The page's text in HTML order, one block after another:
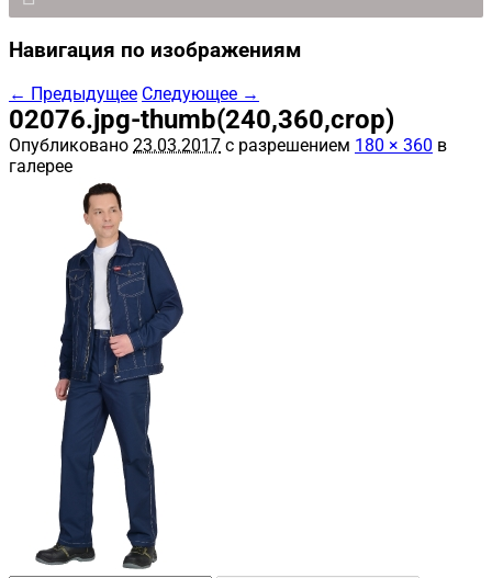
Навигация по изображениям
← Предыдущее Следующее →
02076.jpg-thumb(240,360,crop)
Опубликовано 23.03.2017 с разрешением 180 × 360 в
галерее